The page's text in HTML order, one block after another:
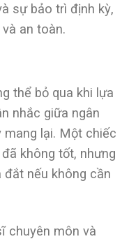
sự bảo trì định kỳ,
an toàn.
thể bỏ qua khi lựa
nhắc giữa ngân
lại. Một chiếc
không tốt, nhưng
đắt nếu không cần
chuyên môn và